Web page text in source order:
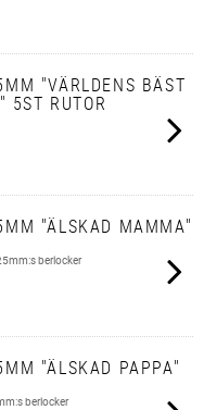
"VÄRLDENS BÄST
5ST RUTOR
"ÄLSKAD MAMMA"
berlocker
"ÄLSKAD PAPPA"
berlocker